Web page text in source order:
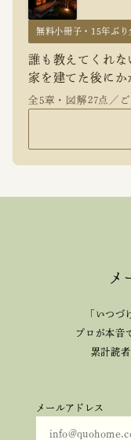
無料小冊子・15年ぶり
誰も教えてくれな
家を建てた後にか
全5章・図解27点／
メ
「いつづ
プロが本音
累計読
メールアドレス